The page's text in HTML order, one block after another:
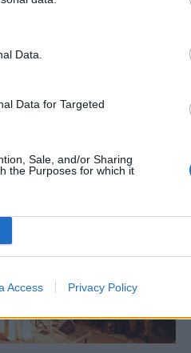
Data.
Data for Targeted
Sale, and/or Sharing
the Purposes for which it
Access Privacy Policy